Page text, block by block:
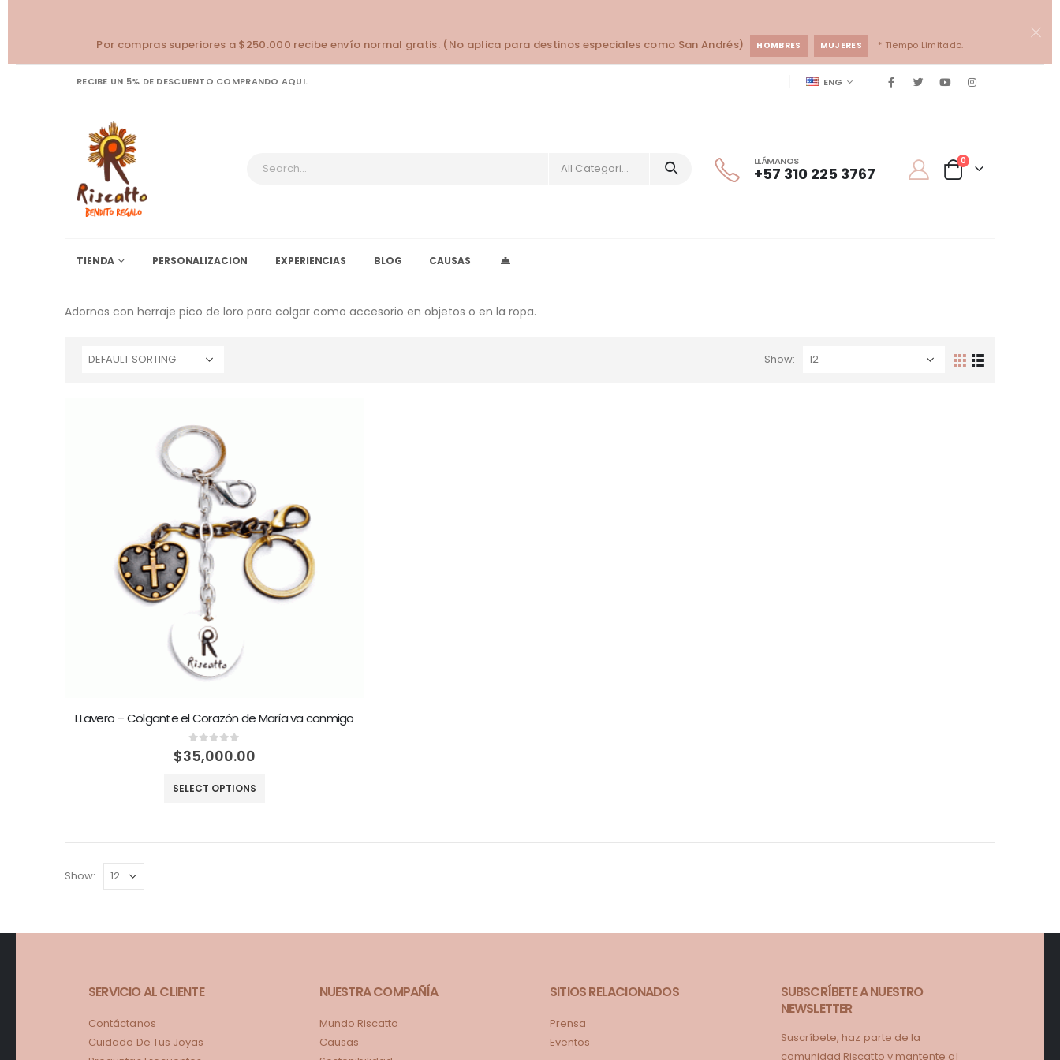
Por compras superiores a $250.000 recibe envío normal gratis. (No aplica para destinos especiales como San Andrés) HOMBRES MUJERES * Tiempo Limitado.
RECIBE UN 5% DE DESCUENTO COMPRANDO AQUI. ENG
All Categories LLÁMANOS
+57 310 225 3767
0
TIENDA PERSONALIZACION EXPERIENCIAS BLOG CAUSAS
Adornos con herraje pico de loro para colgar como accesorio en objetos o en la ropa.
Show:
LLavero – Colgante el Corazón de María va conmigo
0out of 5
$35,000.00
SELECT OPTIONS
Show:
SERVICIO AL CLIENTE
Contáctanos
Cuidado De Tus Joyas
NUESTRA COMPAÑÍA
Mundo Riscatto
Causas
SITIOS RELACIONADOS
Prensa
Eventos
SUBSCRÍBETE A NUESTRO
NEWSLETTER
Suscríbete, haz parte de la
comunidad Riscatto y mantente al